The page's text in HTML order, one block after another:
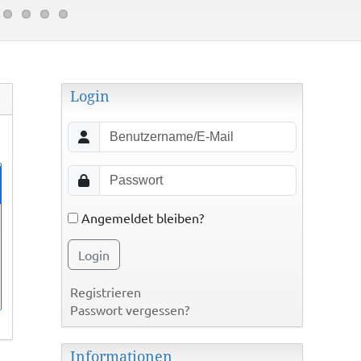
Login
Angemeldet bleiben?
Login
Registrieren
Passwort vergessen?
Informationen